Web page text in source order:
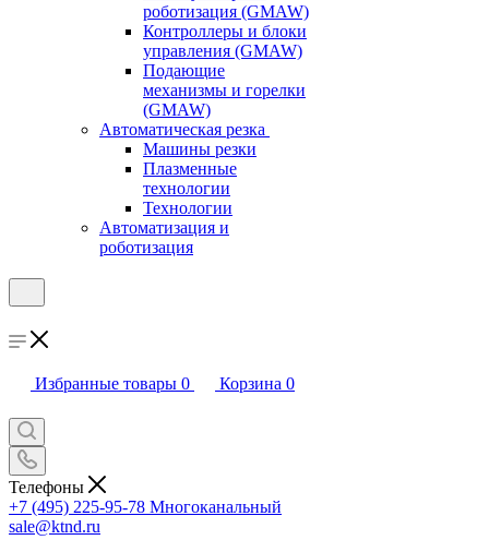
роботизация (GMAW)
Контроллеры и блоки
управления (GMAW)
Подающие
механизмы и горелки
(GMAW)
Автоматическая резка
Машины резки
Плазменные
технологии
Технологии
Автоматизация и
роботизация
Избранные товары 0 Корзина 0
Телефоны
+7 (495) 225-95-78 Многоканальный
sale@ktnd.ru